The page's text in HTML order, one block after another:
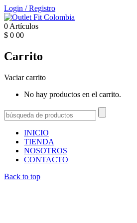
Login /Registro
0 Artículos
$ 0 00
Carrito
Vaciar carrito
No hay productos en el carrito.
INICIO
TIENDA
NOSOTROS
CONTACTO
Back to top